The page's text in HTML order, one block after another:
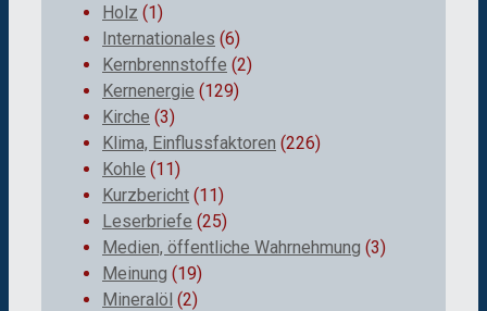
Holz (1)
Internationales (6)
Kernbrennstoffe (2)
Kernenergie (129)
Kirche (3)
Klima, Einflussfaktoren (226)
Kohle (11)
Kurzbericht (11)
Leserbriefe (25)
Medien, öffentliche Wahrnehmung (3)
Meinung (19)
Mineralöl (2)